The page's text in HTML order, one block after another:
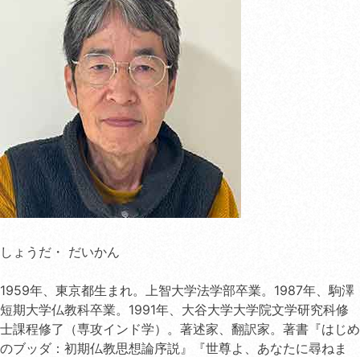
しょうだ・ だいかん
1959年、東京都生まれ。上智大学法学部卒業。1987年、駒澤
短期大学仏教科卒業。1991年、大谷大学大学院文学研究科修
士課程修了（専攻インド学）。著述家、翻訳家。著書『はじめ
のブッダ：初期仏教思想論序説』『世尊よ、あなたに尋ねま